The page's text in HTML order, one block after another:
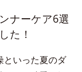
ナーケア6選
た！
といった夏のダ